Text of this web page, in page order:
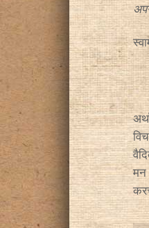
मन